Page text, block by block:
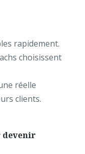
rapidement.
choisissent
réelle
clients.
devenir